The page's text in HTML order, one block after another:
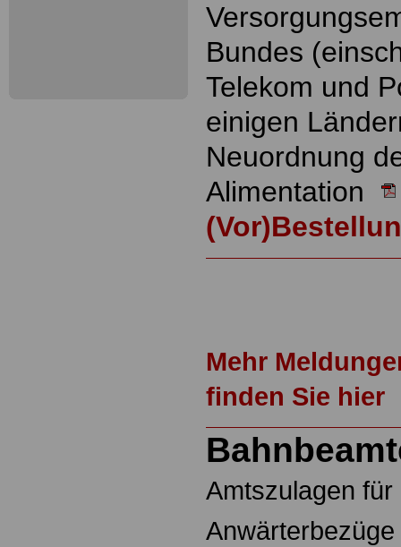
Bundes
Telekom und
einigen
Neuordnung
Alimentation
Mehr
finden Sie hier
Amtszulagen